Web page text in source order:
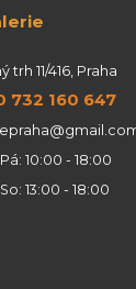
trh 11/416, Praha
732 160 647
10:00 - 18:00
13:00 - 18:00